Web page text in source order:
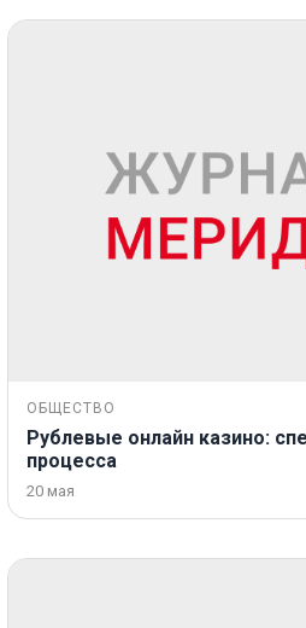
ОБЩЕСТВО
Рублевые онлайн казино:
процесса
20 мая